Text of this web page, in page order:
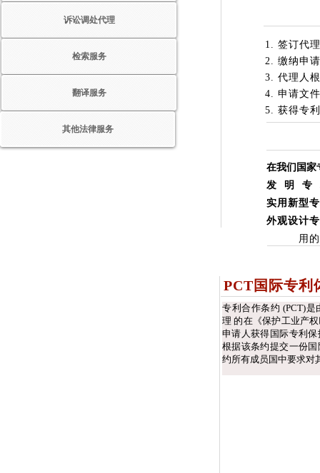
翻译服务
其他法律服务
诉讼调处代理
检索服务
1. 签订代
2. 缴纳申
3. 代理人
4. 申请文
5. 获得专利
在我们国家
发明专
实用新型
外观设计
用的
PCT国际专利
专利合作条约 (PCT)是
理 的在《保护工业产
申请人获得国际专利
根据该条约提交一份
约所有成员国中要求对